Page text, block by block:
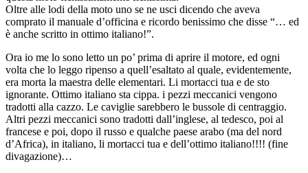
Oltre alle lodi della moto uno se ne usci dicendo che aveva
comprato il manuale d’officina e ricordo benissimo che disse “… ed
è anche scritto in ottimo italiano!”.
Ora io me lo sono letto un po’ prima di aprire il motore, ed ogni
volta che lo leggo ripenso a quell’esaltato al quale, evidentemente,
era morta la maestra delle elementari. Li mortacci tua e de sto
ignorante. Ottimo italiano sta cippa. i pezzi meccanici vengono
tradotti alla cazzo. Le caviglie sarebbero le bussole di centraggio.
Altri pezzi meccanici sono tradotti dall’inglese, al tedesco, poi al
francese e poi, dopo il russo e qualche paese arabo (ma del nord
d’Africa), in italiano, li mortacci tua e dell’ottimo italiano!!!! (fine
divagazione)…